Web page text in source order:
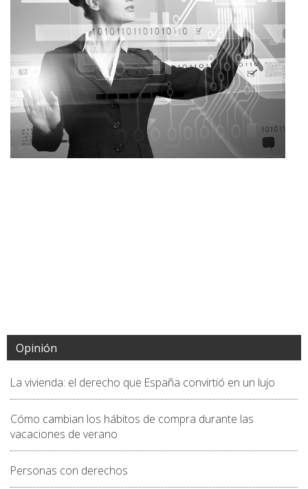
Opinión
La vivienda: el derecho que España convirtió en un lujo
Cómo cambian los hábitos de compra durante las
vacaciones de verano
Personas con derechos